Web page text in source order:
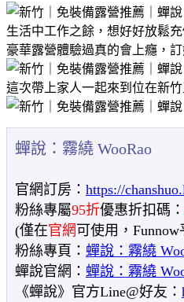
生活中工作之餘，想好好放鬆
豪華露營體驗過真的會上癮，
這次帶上家人一起來到位在新
蟬說：霧繞 WooRao
官網訂房： https://
粉絲專屬95折優惠折扣碼：
(僅在官網可使用，
粉絲專頁： 蟬說：霧繞
蟬說官網： 蟬說：霧繞
《蟬說》官方Line@好友：